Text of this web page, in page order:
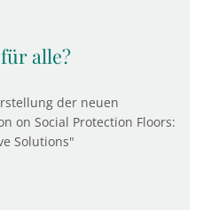
alle?
der neuen
on Social Protection Floors:
Solutions"